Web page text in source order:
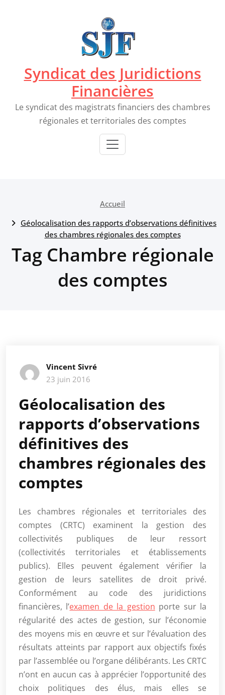
Syndicat des Juridictions
Financières
Le syndicat des magistrats financiers des chambres
régionales et territoriales des comptes
Accueil
Géolocalisation des rapports d’observations définitives
des chambres régionales des comptes
Tag Chambre régionale
des comptes
Vincent Sivré
23 juin 2016
Géolocalisation des
rapports d’observations
définitives des
chambres régionales des
comptes
Les chambres régionales et territoriales des
comptes (CRTC) examinent la gestion des
collectivités publiques de leur ressort
(collectivités territoriales et établissements
publics). Elles peuvent également vérifier la
gestion de leurs satellites de droit privé.
Conformément au code des juridictions
financières, l’examen de la gestion porte sur la
régularité des actes de gestion, sur l’économie
des moyens mis en œuvre et sur l’évaluation des
résultats atteints par rapport aux objectifs fixés
par l’assemblée ou l’organe délibérants. Les CRTC
n’ont en aucun cas à apprécier l’opportunité des
choix politiques des élus, mais elles se